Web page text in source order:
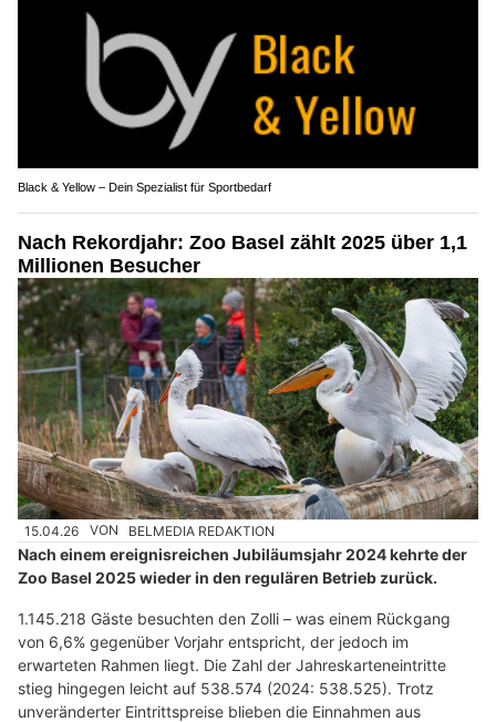
Black & Yellow – Dein Spezialist für Sportbedarf
Nach Rekordjahr: Zoo Basel zählt 2025 über 1,1
Millionen Besucher
15.04.26 VON BELMEDIA REDAKTION
Nach einem ereignisreichen Jubiläumsjahr 2024 kehrte der
Zoo Basel 2025 wieder in den regulären Betrieb zurück.
1.145.218 Gäste besuchten den Zolli – was einem Rückgang
von 6,6% gegenüber Vorjahr entspricht, der jedoch im
erwarteten Rahmen liegt. Die Zahl der Jahreskarteneintritte
stieg hingegen leicht auf 538.574 (2024: 538.525). Trotz
unveränderter Eintrittspreise blieben die Einnahmen aus